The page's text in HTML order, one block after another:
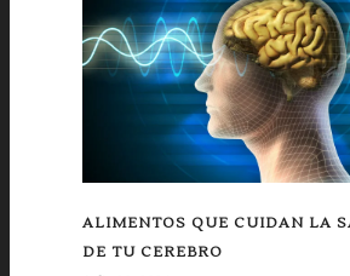
ALIMENTOS QUE CUIDAN LA
DE TU CEREBRO